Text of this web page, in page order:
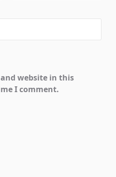
website in this
I comment.